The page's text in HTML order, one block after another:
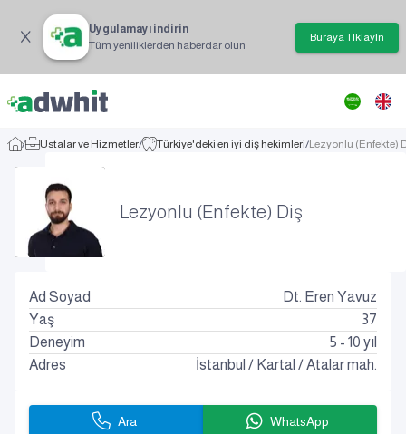
Uygulamayı indirin
Tüm yeniliklerden haberdar olun
Buraya Tıklayın
/ Ustalar ve Hizmetler/ Türkiye'deki en iyi diş hekimleri/Lezyonlu (Enfekte)
Lezyonlu (Enfekte) Diş
Ad Soyad
Dt. Eren Yavuz
Yaş
37
Deneyim
5 - 10 yıl
Adres
İstanbul / Kartal /Atalar mah.
Ara WhatsApp